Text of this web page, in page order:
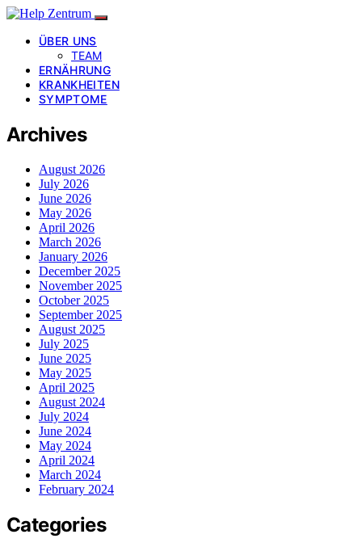
ÜBER UNS
TEAM
ERNÄHRUNG
KRANKHEITEN
SYMPTOME
Archives
August 2026
July 2026
June 2026
May 2026
April 2026
March 2026
January 2026
December 2025
November 2025
October 2025
September 2025
August 2025
July 2025
June 2025
May 2025
April 2025
August 2024
July 2024
June 2024
May 2024
April 2024
March 2024
February 2024
Categories